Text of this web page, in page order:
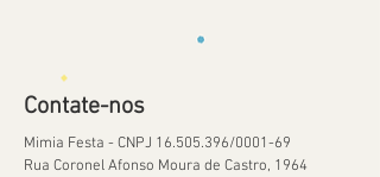
Contate-nos
Mimia Festa - CNPJ 16.505.396/0001-69
Rua Coronel Afonso Moura de Castro, 1964